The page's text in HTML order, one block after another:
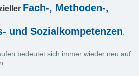
Fach-, Methoden-,
und Sozialkompetenzen.
bedeutet sich immer wieder neu auf